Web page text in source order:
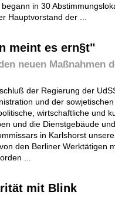
in 30
Hauptvorstand der ...
meint es ern§t"
neuen Maßnahmen
der Regierung der
und der
wirtschaftliche und
und die Dienstgebäude
in Karlshorst
den Berliner Werktätigen
...
mit Blink